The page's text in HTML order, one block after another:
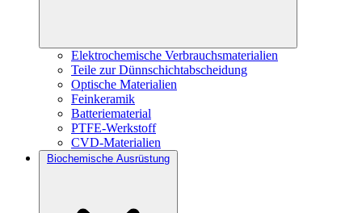
Elektrochemische Verbrauchsmaterialien
Teile zur Dünnschichtabscheidung
Optische Materialien
Feinkeramik
Batteriematerial
PTFE-Werkstoff
CVD-Materialien
Biochemische Ausrüstung